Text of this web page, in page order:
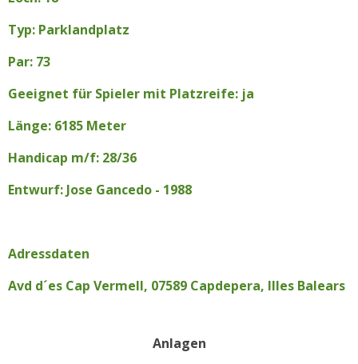
Typ: Parklandplatz
Par: 73
Geeignet für Spieler mit Platzreife: ja
Länge: 6185 Meter
Handicap m/f: 28/36
Entwurf: Jose Gancedo - 1988
Adressdaten
Avd d´es Cap Vermell, 07589 Capdepera, Illes Balears
Anlagen